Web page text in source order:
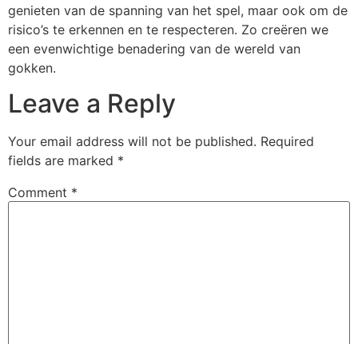
genieten van de spanning van het spel, maar ook om de
risico’s te erkennen en te respecteren. Zo creëren we
een evenwichtige benadering van de wereld van
gokken.
Leave a Reply
Your email address will not be published. Required
fields are marked *
Comment *